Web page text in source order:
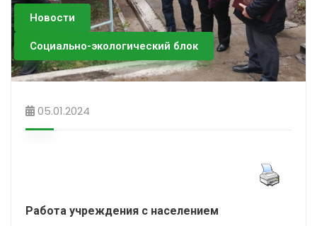
Новости
Социально-экологический блок
05.01.2024
Работа учреждения с населением